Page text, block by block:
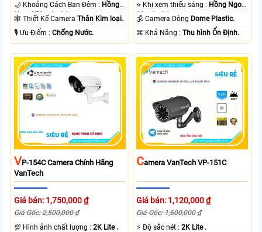
🌙 Khoảng Cách Ban Đêm : Hồng
Ngoại 70m Led Array.
🕸️ Thiết Kế CameraThân Kim loại.
️🎙 Ưu Điểm :Chống Nước.
⭐ Khi xem thiếu sáng : Hồng Ngoại
30m Led Array.
🕉️ Camera Dòng Dome Plastic.
️⌘ Khả Năng :Thu hình Ổn Định.
VP-154C Camera Chính Hãng
VanTech
Giá bán: 1,750,000 ₫
Giá Gốc: 2,500,000 ₫
💯 Hình ảnh chất lượng :2K Lite .
CAmera VanTech VP-151C
Giá bán: 1,120,000 ₫
Giá Gốc: 1,600,000 ₫
️⚡ Độ sắc nét :2K Lite .